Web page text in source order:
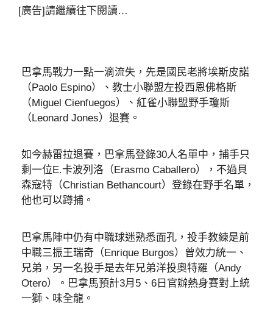
[廣告]請繼續往下閱讀…
巴拿馬戰力一點一滴流失，先是國民老將埃斯皮諾
（Paolo Espino）、教士小聯盟左投西恩佛格斯
（Miguel Cienfuegos）、紅雀小聯盟野手瓊斯
（Leonard Jones）退賽。
如今赫雷拉退賽，巴拿馬登錄30人名單中，捕手只
剩一位E.卡波列洛（Erasmo Caballero），不過貝
森寇特（Christian Bethancourt）登錄在野手名單，
他也可以蹲捕。
巴拿馬陣中仍有中職球迷熟悉面孔，投手教練是前
中職三振王瑞奇（Enrique Burgos）曾效力統一、
兄弟，另一名投手是去年兄弟洋投奧特羅（Andy
Otero）。巴拿馬預計3月5、6日官辦熱身賽對上統
一獅、味全龍。